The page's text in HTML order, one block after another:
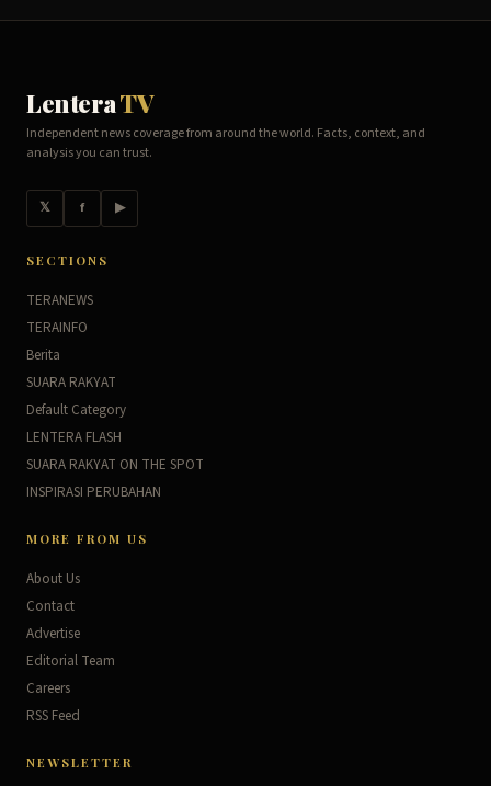
LenteraTV
Independent news coverage from around the world. Facts, context, and
analysis you can trust.
𝕏 f ▶
SECTIONS
TERANEWS
TERAINFO
Berita
SUARA RAKYAT
Default Category
LENTERA FLASH
SUARA RAKYAT ON THE SPOT
INSPIRASI PERUBAHAN
MORE FROM US
About Us
Contact
Advertise
Editorial Team
Careers
RSS Feed
NEWSLETTER